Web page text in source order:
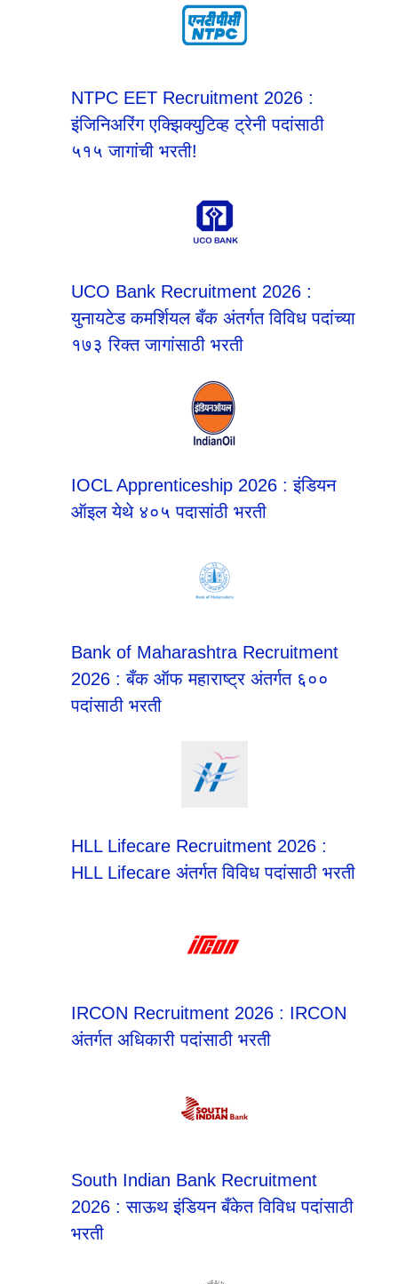
NTPC EET Recruitment 2026 :
इंजिनिअरिंग एक्झिक्युटिव्ह ट्रेनी पदांसाठी
५१५ जागांची भरती!
UCO Bank Recruitment 2026 :
युनायटेड कमर्शियल बँक अंतर्गत विविध पदांच्या
१७३ रिक्त जागांसाठी भरती
IOCL Apprenticeship 2026 : इंडियन
ऑइल येथे ४०५ पदासांठी भरती
Bank of Maharashtra Recruitment
2026 : बँक ऑफ महाराष्ट्र अंतर्गत ६००
पदांसाठी भरती
HLL Lifecare Recruitment 2026 :
HLL Lifecare अंतर्गत विविध पदांसाठी भरती
IRCON Recruitment 2026 : IRCON
अंतर्गत अधिकारी पदांसाठी भरती
South Indian Bank Recruitment
2026 : साऊथ इंडियन बँकेत विविध पदांसाठी
भरती